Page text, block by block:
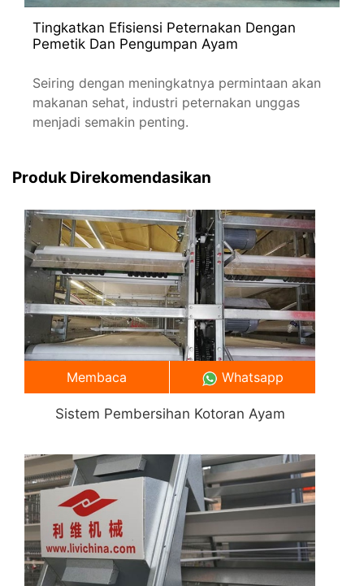
Tingkatkan Efisiensi Peternakan Dengan
Pemetik Dan Pengumpan Ayam
Seiring dengan meningkatnya permintaan akan
makanan sehat, industri peternakan unggas
menjadi semakin penting.
Produk Direkomendasikan
Sistem Pembersihan Kotoran Ayam
Membaca Whatsapp